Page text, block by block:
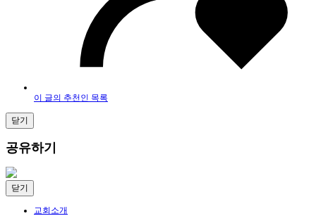
이 글의 추천인 목록
닫기
공유하기
닫기
교회소개